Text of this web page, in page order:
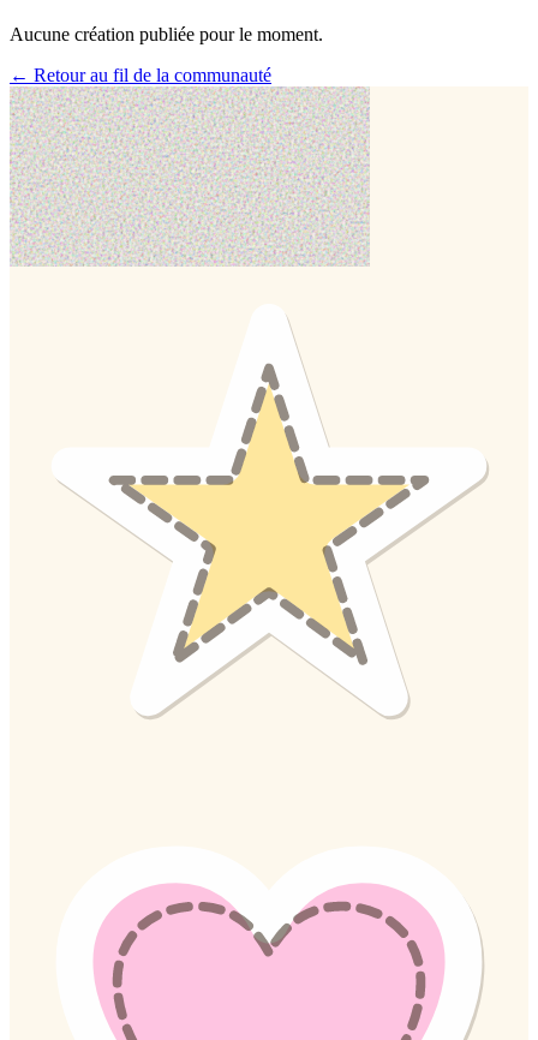
Aucune création publiée pour le moment.
← Retour au fil de la communauté